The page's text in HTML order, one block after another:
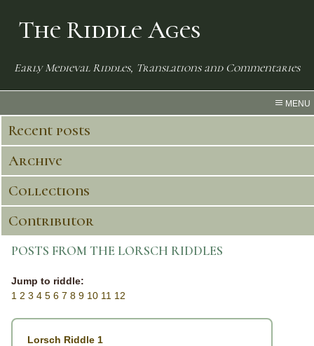
The Riddle Ages
Early Medieval Riddles, Translations and Commentaries
MENU
Recent posts
Archive
Collections
Contributor
POSTS FROM THE LORSCH RIDDLES
Jump to riddle:
1 2 3 4 5 6 7 8 9 10 11 12
Lorsch Riddle 1